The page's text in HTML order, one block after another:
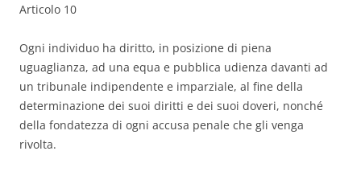
Articolo 10
Ogni individuo ha diritto, in posizione di piena
uguaglianza, ad una equa e pubblica udienza davanti ad
un tribunale indipendente e imparziale, al fine della
determinazione dei suoi diritti e dei suoi doveri, nonché
della fondatezza di ogni accusa penale che gli venga
rivolta.